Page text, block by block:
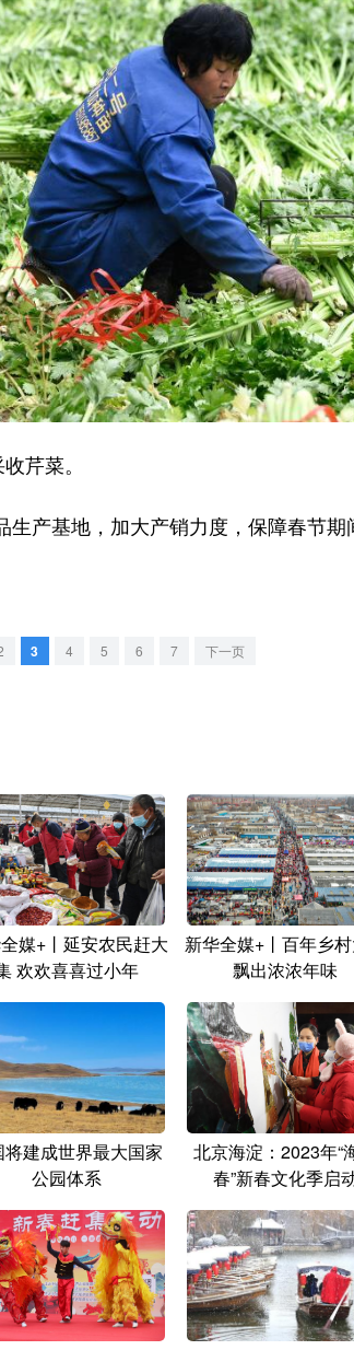
芹菜。
基地，加大产销力度，保障春节期间
3 4 5 6 7 下一页
媒+丨延安农民赶大
欢欢喜喜过小年
新华全媒+丨百年乡
飘出浓浓年味
将建成世界最大国家
公园体系
北京海淀：2023年“
春”新春文化季启